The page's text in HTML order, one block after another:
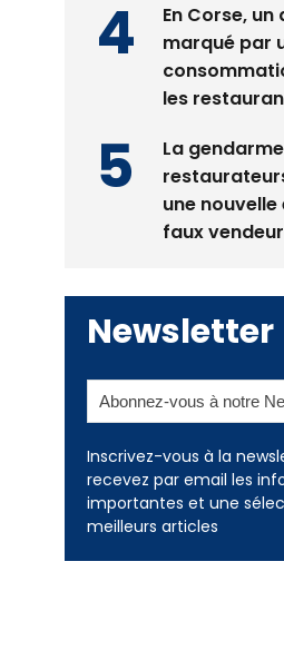
En Corse,
marqué par
les
La
une
faux
Newsletter
Inscrivez-vous à la
recevez par email les
importantes et une
meilleurs articles